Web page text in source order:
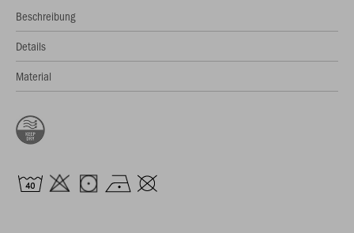
Beschreibung
Details
Material